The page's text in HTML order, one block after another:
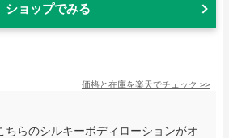
ショップでみる
価格と在庫を楽天でチェック >>
ちらのシルキーボディローションがオ